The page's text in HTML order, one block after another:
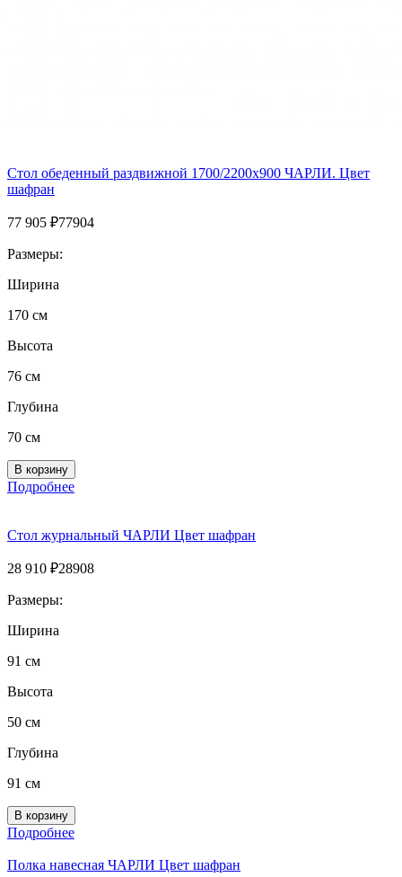
Стол обеденный раздвижной 1700/2200х900 ЧАРЛИ. Цвет
шафран
77 905 ₽77904
Размеры:
Ширина
170 см
Высота
76 см
Глубина
70 см
Подробнее
Стол журнальный ЧАРЛИ Цвет шафран
28 910 ₽28908
Размеры:
Ширина
91 см
Высота
50 см
Глубина
91 см
Подробнее
Полка навесная ЧАРЛИ Цвет шафран